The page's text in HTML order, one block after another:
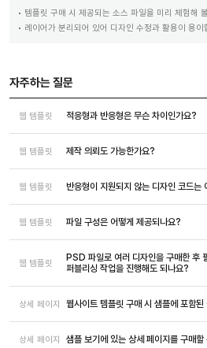
템플릿 구매 시 제공되는 소스 파일을 미리 체험해
레이어가 분리되어 있어 디자인 수정과 활용이 용이
자주하는 질문
웹 템플릿 적응형과 반응형은 무슨 차이인가요?
웹 템플릿 제작 의뢰도 가능한가요?
웹 템플릿 반응형이 지원되지 않는 디자인 코드는
웹 템플릿 파일 구성은 어떻게 제공되나요?
웹 템플릿
PSD 파일로 여러 디자인을 구매한 후
퍼블리싱 작업을 진행해도 되나요?
상세 페이지 웹사이트 템플릿 구매 시 샘플에 포함
상세 페이지 샘플 보기에 있는 상세 페이지를 구매할